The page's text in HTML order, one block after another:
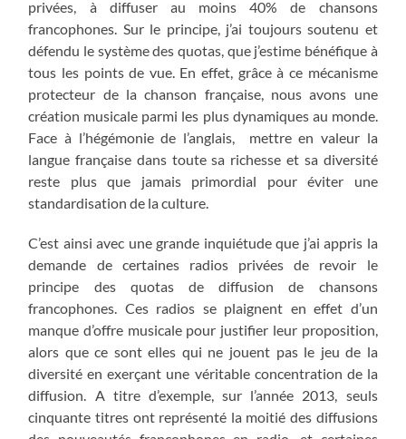
privées, à diffuser au moins 40% de chansons
francophones. Sur le principe, j’ai toujours soutenu et
défendu le système des quotas, que j’estime bénéfique à
tous les points de vue. En effet, grâce à ce mécanisme
protecteur de la chanson française, nous avons une
création musicale parmi les plus dynamiques au monde.
Face à l’hégémonie de l’anglais, mettre en valeur la
langue française dans toute sa richesse et sa diversité
reste plus que jamais primordial pour éviter une
standardisation de la culture.
C’est ainsi avec une grande inquiétude que j’ai appris la
demande de certaines radios privées de revoir le
principe des quotas de diffusion de chansons
francophones. Ces radios se plaignent en effet d’un
manque d’offre musicale pour justifier leur proposition,
alors que ce sont elles qui ne jouent pas le jeu de la
diversité en exerçant une véritable concentration de la
diffusion. A titre d’exemple, sur l’année 2013, seuls
cinquante titres ont représenté la moitié des diffusions